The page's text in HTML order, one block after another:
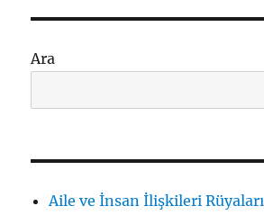
ipuçları
Ara
Aile ve İnsan İlişkileri Rüyaları